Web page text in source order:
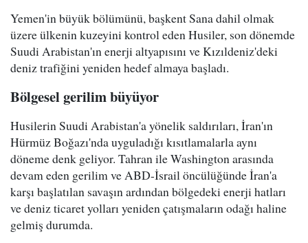
Yemen'in büyük bölümünü, başkent Sana dahil olmak
üzere ülkenin kuzeyini kontrol eden Husiler, son dönemde
Suudi Arabistan'ın enerji altyapısını ve Kızıldeniz'deki
deniz trafiğini yeniden hedef almaya başladı.
Bölgesel gerilim büyüyor
Husilerin Suudi Arabistan'a yönelik saldırıları, İran'ın
Hürmüz Boğazı'nda uyguladığı kısıtlamalarla aynı
döneme denk geliyor. Tahran ile Washington arasında
devam eden gerilim ve ABD-İsrail öncülüğünde İran'a
karşı başlatılan savaşın ardından bölgedeki enerji hatları
ve deniz ticaret yolları yeniden çatışmaların odağı haline
gelmiş durumda.